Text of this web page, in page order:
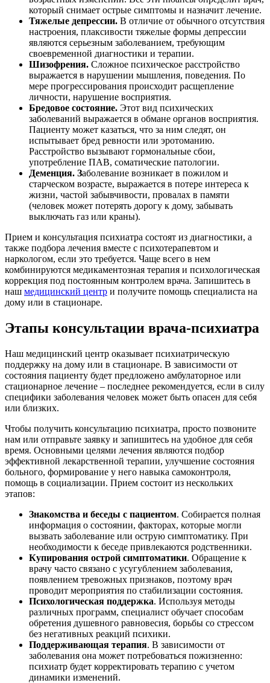
который снимает острые симптомы и назначит лечение.
Тяжелые депрессии. В отличие от обычного отсутствия
настроения, плаксивости тяжелые формы депрессии
являются серьезным заболеванием, требующим
своевременной диагностики и терапии.
Шизофрения. Сложное психическое расстройство
выражается в нарушении мышления, поведения. По
мере прогрессирования происходит расщепление
личности, нарушение восприятия.
Бредовое состояние. Этот вид психических
заболеваний выражается в обмане органов восприятия.
Пациенту может казаться, что за ним следят, он
испытывает бред ревности или эротоманию.
Расстройство вызывают гормональные сбои,
употребление ПАВ, соматические патологии.
Деменция. Заболевание возникает в пожилом и
старческом возрасте, выражается в потере интереса к
жизни, частой забывчивости, провалах в памяти
(человек может потерять дорогу к дому, забывать
выключать газ или краны).
Прием и консультация психиатра состоят из диагностики, а
также подбора лечения вместе с психотерапевтом и
наркологом, если это требуется. Чаще всего в нем
комбинируются медикаментозная терапия и психологическая
коррекция под постоянным контролем врача. Запишитесь в
наш медицинский центр и получите помощь специалиста на
дому или в стационаре.
Этапы консультации врача-психиатра
Наш медицинский центр оказывает психиатрическую
поддержку на дому или в стационаре. В зависимости от
состояния пациенту будет предложено амбулаторное или
стационарное лечение – последнее рекомендуется, если в силу
специфики заболевания человек может быть опасен для себя
или близких.
Чтобы получить консультацию психиатра, просто позвоните
нам или отправьте заявку и запишитесь на удобное для себя
время. Основными целями лечения являются подбор
эффективной лекарственной терапии, улучшение состояния
больного, формирование у него навыка самоконтроля,
помощь в социализации. Прием состоит из нескольких
этапов:
Знакомства и беседы с пациентом. Собирается полная
информация о состоянии, факторах, которые могли
вызвать заболевание или острую симптоматику. При
необходимости к беседе привлекаются родственники.
Купирования острой симптоматики. Обращение к
врачу часто связано с усугублением заболевания,
появлением тревожных признаков, поэтому врач
проводит мероприятия по стабилизации состояния.
Психологическая поддержка. Используя методы
различных программ, специалист обучает способам
обретения душевного равновесия, борьбы со стрессом
без негативных реакций психики.
Поддерживающая терапия. В зависимости от
заболевания она может потребоваться пожизненно:
психиатр будет корректировать терапию с учетом
динамики изменений.